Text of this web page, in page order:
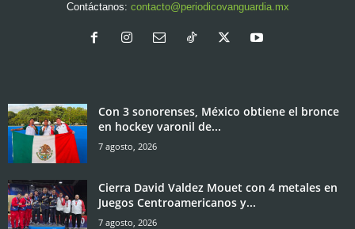
Contáctanos: contacto@periodicovanguardia.mx
Con 3 sonorenses, México obtiene el bronce
en hockey varonil de...
7 agosto, 2026
Cierra David Valdez Mouet con 4 metales en
Juegos Centroamericanos y...
7 agosto, 2026